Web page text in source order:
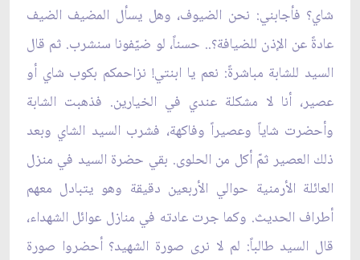
شاي؟ فأجابني: نحن الضيوف، وهل يسأل المضيف الضيف
عادةً عن الإذن للضيافة؟.. حسناً، لو ضيّفونا سنشرب. ثم قال
السيد للشابة مباشرةً: نعم يا ابنتي! نزاحمكم بكوب شاي أو
عصير، أنا لا مشكلة عندي في الخيارين. فذهبت الشابة
وأحضرت شاياً وعصيراً وفاكهة، فشرب السيد الشاي وبعد
ذلك العصير ثمّ أكل من الحلوى. بقي حضرة السيد في منزل
العائلة الأرمنية حوالي الأربعين دقيقة وهو يتبادل معهم
أطراف الحديث. وكما جرت عادته في منازل عوائل الشهداء،
قال السيد طالباً: لم لا نرى صورة الشهيد؟ أحضروا صورة